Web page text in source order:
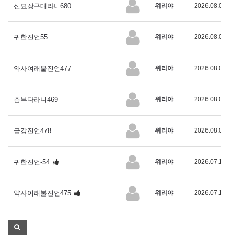
신묘장구대라니680 위리야 2026.08.01
귀한진언55 위리야 2026.08.01
약사여래불진언477 위리야 2026.08.01
츰부다라니469 위리야 2026.08.01
금강진언478 위리야 2026.08.01
귀한진언-54 위리야 2026.07.10
약사여래불진언475 위리야 2026.07.10